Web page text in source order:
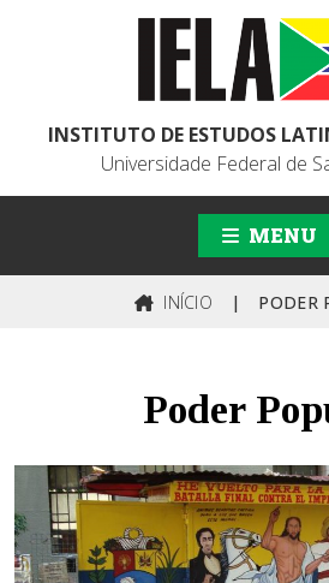
INSTITUTO DE ESTUDOS
Universidade Federal de
MENU
INÍCIO | PODER
Poder